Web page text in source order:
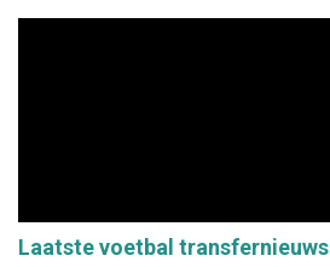
Laatste voetbal transfernieuws